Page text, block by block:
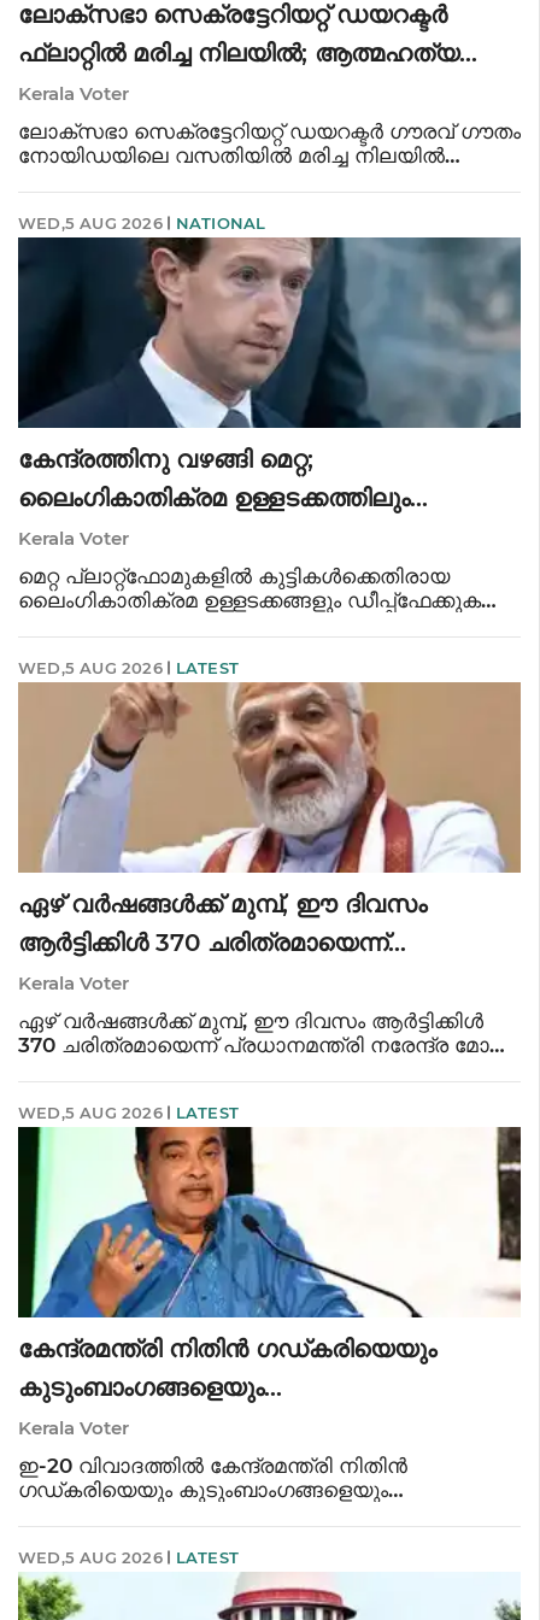
ലോക്‌സഭാ സെക്രട്ടേറിയറ്റ് ഡയറക്ടർ
ഫ്‌ലാറ്റിൽ മരിച്ച നിലയിൽ; ആത്മഹത്യ
കുറുപ്പ് കണ്ടെത്തി
Kerala Voter
ലോക്‌സഭാ സെക്രട്ടേറിയറ്റ് ഡയറക്ടർ ഗൗരവ് ഗൗതം
നോയിഡയിലെ വസതിയിൽ മരിച്ച നിലയിൽ
കണ്ടെത്തിയയത്.ആത്മഹത്യയെന്നാണ് പ്രാഥമിക
നിഗമനം.ആത്മഹത്യാക്കുറിപ്പ് കണ്ടത്ത
WED,5 AUG 2026 NATIONAL
കേന്ദ്രത്തിനു വഴങ്ങി മെറ്റ;
ലൈംഗികാതിക്രമ ഉള്ളടക്കത്തിലും
സാങ്കേതിക പിഴവിലും മാപ്പുപറഞ്ഞ്
സക്കർബർഗ്
Kerala Voter
മെറ്റ പ്ലാറ്റ്‌ഫോമുകളിൽ കുട്ടികൾക്കെതിരായ
ലൈംഗികാതിക്രമ ഉള്ളടക്കങ്ങളും ഡീപ്പ്ഫേക്കുകളും
നടത്തി മെറ്റ സി.ഐ.ഒ മാ
WED,5 AUG 2026 LATEST
ഏഴ് വർഷങ്ങൾക്ക് മുമ്പ്, ഈ ദിവസം
ആർട്ടിക്കിൾ 370 ചരിത്രമായെന്ന്
പ്രധാനമന്ത്രി നരേന്ദ്ര മോദി
Kerala Voter
ഏഴ് വർഷങ്ങൾക്ക് മുമ്പ്, ഈ ദിവസം ആർട്ടിക്കിൾ
370 ചരിത്രമായെന്ന് പ്രധാനമന്ത്രി നരേന്ദ്ര മോദി.
ജനജീവിതം വിശാലമായ പരിവർത്
WED,5 AUG 2026 LATEST
കേന്ദ്രമന്ത്രി നിതിൻ ഗഡ്കരിയെയും
കുടുംബാംഗങ്ങളെയും
അപകീർത്തിപ്പെടുത്തുന്ന പോസ്റ്റുകൾ
നീക്കംചെയ്യാൻ ഉത്തരവ്
Kerala Voter
ഇ-20 വിവാദത്തിൽ കേന്ദ്രമന്ത്രി നിതിൻ
ഗഡ്കരിയെയും കുടുംബാംഗങ്ങളെയും
ഉൾപ്പെടെയുള്ള ഉള്ളടക്കങ്ങൾ അടങ്ങുന്ന
സമൂഹമാധ്യമങ്ങളിലെ പോസ്
WED,5 AUG 2026 LATEST